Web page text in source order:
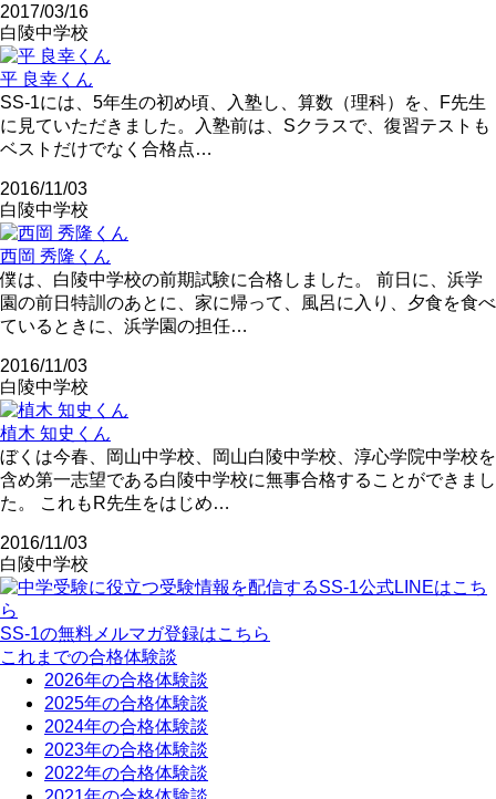
2017/03/16
白陵中学校
平 良幸くん
SS-1には、5年生の初め頃、入塾し、算数（理科）を、F先生
に見ていただきました。入塾前は、Sクラスで、復習テストも
ベストだけでなく合格点…
2016/11/03
白陵中学校
西岡 秀隆くん
僕は、白陵中学校の前期試験に合格しました。 前日に、浜学
園の前日特訓のあとに、家に帰って、風呂に入り、夕食を食べ
ているときに、浜学園の担任…
2016/11/03
白陵中学校
植木 知史くん
ぼくは今春、岡山中学校、岡山白陵中学校、淳心学院中学校を
含め第一志望である白陵中学校に無事合格することができまし
た。 これもR先生をはじめ…
2016/11/03
白陵中学校
SS-1の無料メルマガ登録はこちら
これまでの合格体験談
2026年の合格体験談
2025年の合格体験談
2024年の合格体験談
2023年の合格体験談
2022年の合格体験談